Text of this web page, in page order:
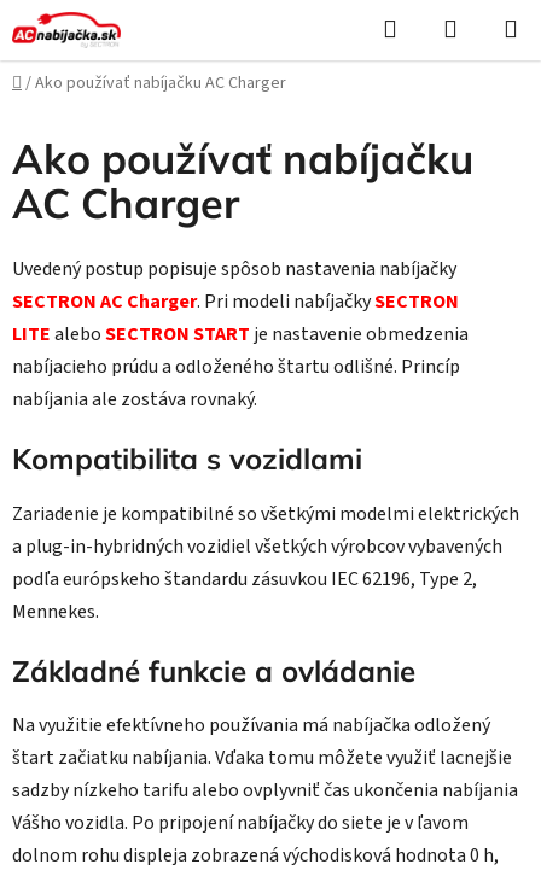
Prejsť
na
obsah
Hľadať
KOŠÍK
Domov
/Ako používať nabíjačku AC Charger
Ako používať nabíjačku
AC Charger
Uvedený postup popisuje spôsob nastavenia nabíjačky
SECTRON AC Charger. Pri modeli nabíjačkySECTRON
LITEaleboSECTRON START je nastavenie obmedzenia
nabíjacieho prúdu a odloženého štartu odlišné. Princíp
nabíjania ale zostáva rovnaký.
Kompatibilita s vozidlami
Zariadenie je kompatibilné so všetkými modelmi elektrických
a plug-in-hybridných vozidiel všetkých výrobcov vybavených
podľa európskeho štandardu zásuvkou IEC 62196, Type 2,
Mennekes.
Základné funkcie a ovládanie
Na využitie efektívneho používania má nabíjačka odložený
štart začiatku nabíjania. Vďaka tomu môžete využiť lacnejšie
sadzby nízkeho tarifu alebo ovplyvniť čas ukončenia nabíjania
Vášho vozidla. Po pripojení nabíjačky do siete je v ľavom
dolnom rohu displeja zobrazená východisková hodnota 0 h,